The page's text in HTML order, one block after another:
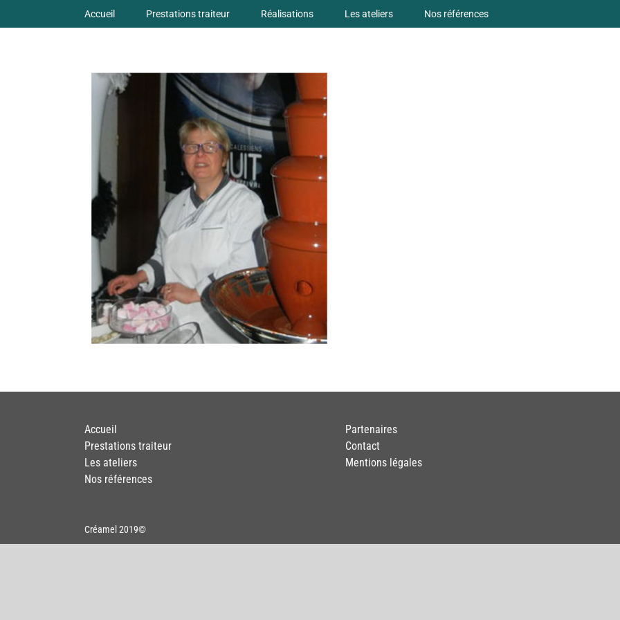
Accueil Prestations traiteur Réalisations Les ateliers Nos références
Accueil
Prestations traiteur
Les ateliers
Nos références
Partenaires
Contact
Mentions légales
Créamel 2019©